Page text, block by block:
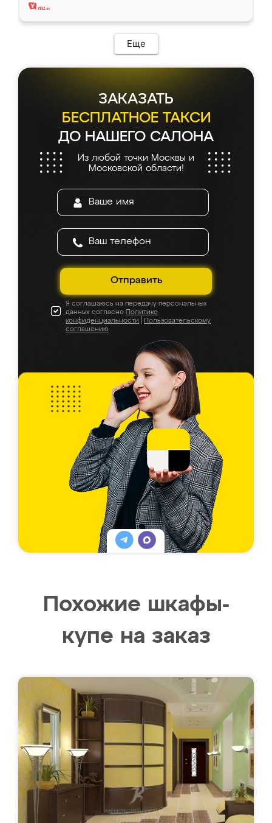
Еще
ЗАКАЗАТЬ
БЕСПЛАТНОЕ ТАКСИ
ДО НАШЕГО САЛОНА
Из любой точки Москвы и
Московской области!
Отправить
Я соглашаюсь на передачу персональных
данных согласно Политике
конфиденциальности
Пользовательскому
соглашению
Похожие шкафы-
купе на заказ